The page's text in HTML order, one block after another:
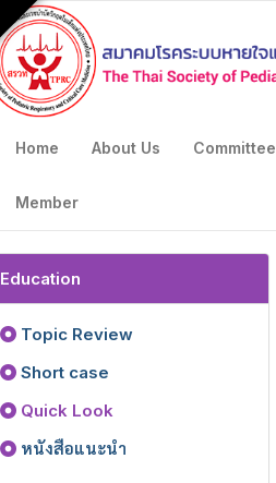
Home About Us Committee
Member
Education
Topic Review
Short case
Quick Look
หนังสือแนะนำ